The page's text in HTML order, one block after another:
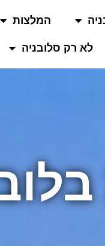
המלצות
לא רק סלובניה